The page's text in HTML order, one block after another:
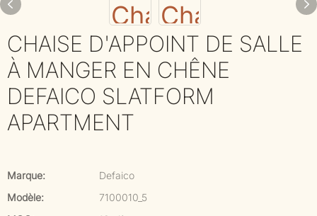
CHAISE D'APPOINT DE SALLE
À MANGER EN CHÊNE
DEFAICO SLATFORM
APARTMENT
Marque:
Defaico
Modèle:
7100010_5